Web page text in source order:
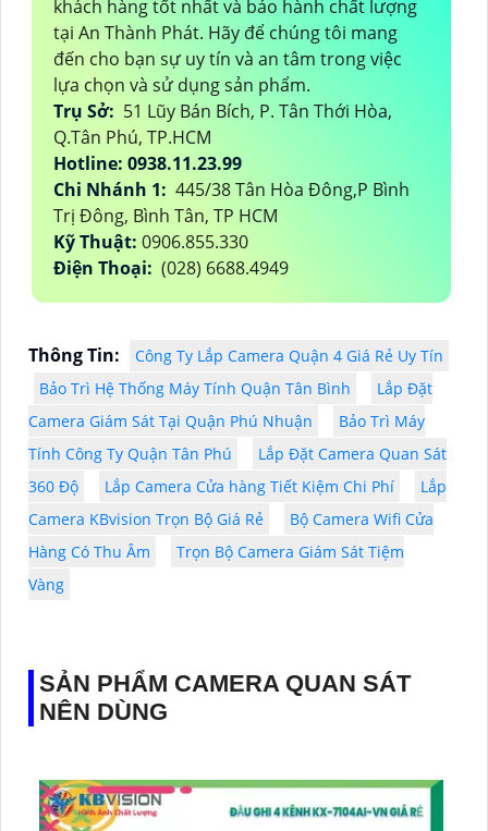
khách hàng tốt nhất và bảo hành chất lượng
tại An Thành Phát. Hãy để chúng tôi mang
đến cho bạn sự uy tín và an tâm trong việc
lựa chọn và sử dụng sản phẩm.
Trụ Sở: 51 Lũy Bán Bích, P. Tân Thới Hòa,
Q.Tân Phú, TP.HCM
Hotline: 0938.11.23.99
Chi Nhánh 1: 445/38 Tân Hòa Đông,P Bình
Trị Đông, Bình Tân, TP HCM
Kỹ Thuật: 0906.855.330
Điện Thoại: (028) 6688.4949
Thông Tin:
Công Ty Lắp Camera Quận 4 Giá Rẻ Uy Tín
Bảo Trì Hệ Thống Máy Tính Quận Tân Bình
Lắp Đặt
Camera Giám Sát Tại Quận Phú Nhuận
Bảo Trì Máy
Tính Công Ty Quận Tân Phú
Lắp Đặt Camera Quan Sát
360 Độ
Lắp Camera Cửa hàng Tiết Kiệm Chi Phí
Lắp
Camera KBvision Trọn Bộ Giá Rẻ
Bộ Camera Wifi Cửa
Hàng Có Thu Âm
Trọn Bộ Camera Giám Sát Tiệm
Vàng
SẢN PHẨM CAMERA QUAN SÁT
NÊN DÙNG